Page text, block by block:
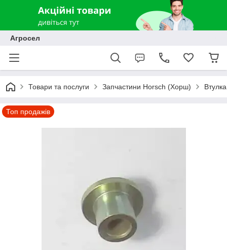
Агросел
Товари та послуги Запчастини Horsch (Хорш)
Топ продажів